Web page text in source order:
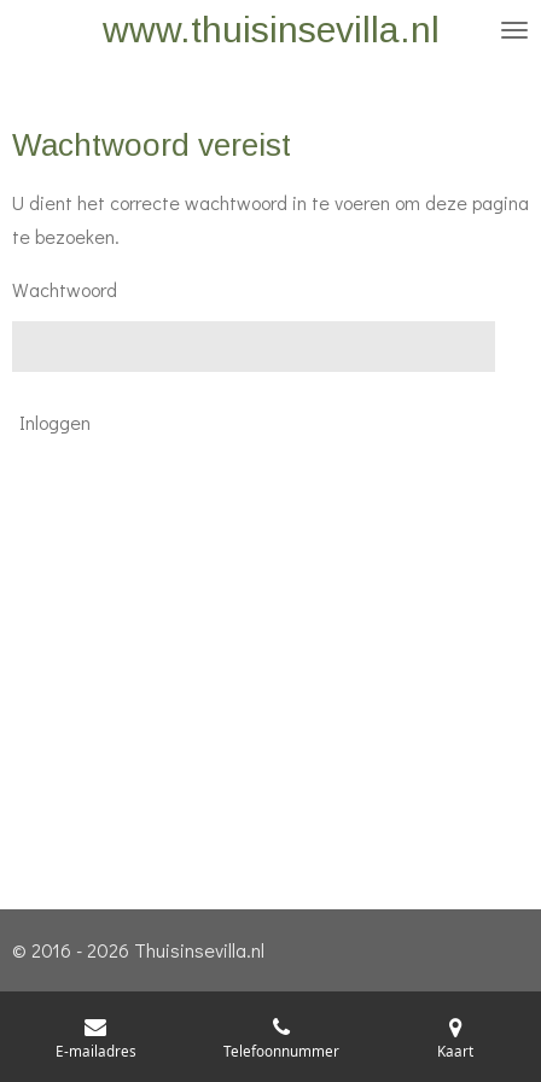
hoofdinhoud
www.thuisinsevilla.nl
Wachtwoord vereist
U dient het correcte wachtwoord in te voeren om deze pagina
te bezoeken.
Wachtwoord
Inloggen
© 2016 - 2026 Thuisinsevilla.nl
E-mailadres Telefoonnummer Kaart